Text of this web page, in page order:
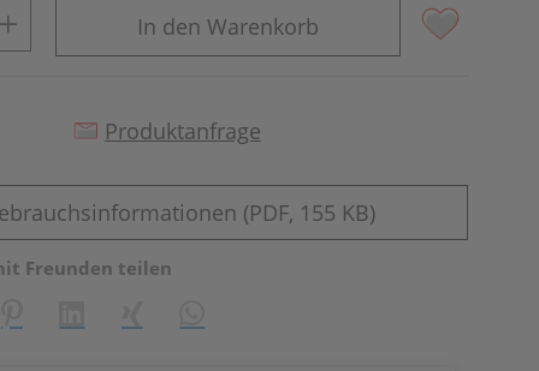
In den Warenkorb
Produktanfrage
(PDF, 155 KB)
Freunden teilen